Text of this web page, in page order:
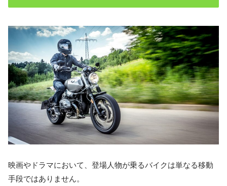
映画やドラマにおいて、登場人物が乗るバイクは単なる移動
手段ではありません。